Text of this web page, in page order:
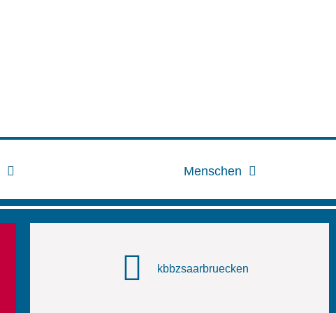
Menschen
kbbzsaarbruecken